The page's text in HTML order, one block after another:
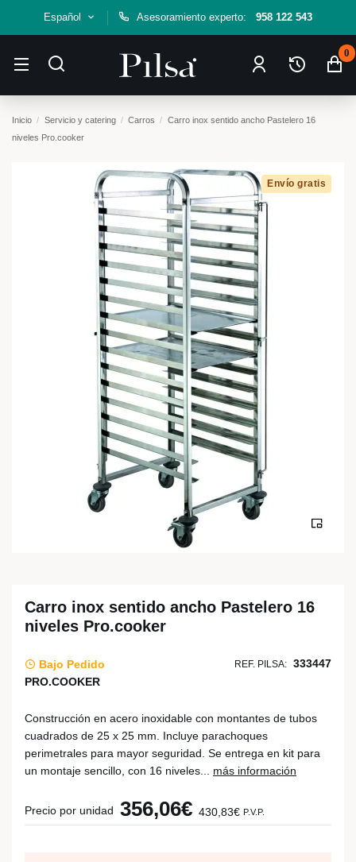
Español Asesoramiento experto: 958 122 543
0
Inicio Servicio y catering Carros
Carro inox sentido ancho Pastelero 16
niveles Pro.cooker
Envío gratis
Carro inox sentido ancho Pastelero 16
niveles Pro.cooker
Bajo Pedido REF. PILSA: 333447
PRO.COOKER
Construcción en acero inoxidable con montantes de tubos
cuadrados de 25 x 25 mm. Incluye parachoques
perimetrales para mayor seguridad. Se entrega en kit para
un montaje sencillo, con 16 niveles... más información
Precio por unidad 356,06€ 430,83€ P.V.P.